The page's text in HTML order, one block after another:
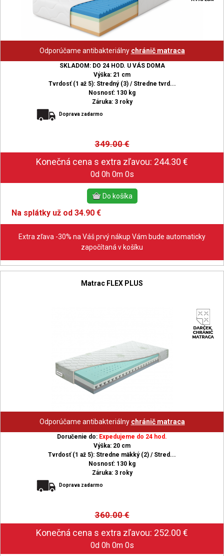
Odporúčame antibakteriálny chránič matraca
SKLADOM: DO 24 HOD. U VÁS DOMA
Výška: 21 cm
Tvrdosť (1 až 5): Stredný (3) / Stredne tvrd...
Nosnosť: 130 kg
Záruka: 3 roky
Doprava zadarmo
349.00€
0d 0h 0m 0s
Na splátky už od 34.90 €
Extra zľava -30% na Váš prvý nákup Vám bude automaticky
započítaná v košíku
Matrac FLEX PLUS
Odporúčame antibakteriálny chránič matraca
Doručenie do: Expedujeme do 24 hod.
Výška: 20 cm
Tvrdosť (1 až 5): Stredne mäkký (2) / Stred...
Nosnosť: 130 kg
Záruka: 3 roky
Doprava zadarmo
360.00€
0d 0h 0m 0s